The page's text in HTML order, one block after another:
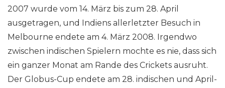
2007 wurde vom 14. März bis zum 28. April
ausgetragen, und Indiens allerletzter Besuch in
Melbourne endete am 4. März 2008. Irgendwo
zwischen indischen Spielern mochte es nie, dass sich
ein ganzer Monat am Rande des Crickets ausruht.
Der Globus-Cup endete am 28. indischen und April-